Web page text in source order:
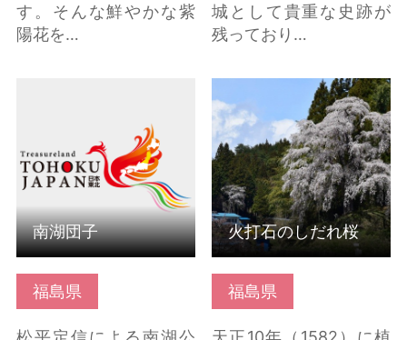
す。そんな鮮やかな紫
陽花を…
城として貴重な史跡が
残っており…
福島県
南湖団子
福島県
火打石のしだれ桜 の詳
細はこちら
火打石のしだれ桜